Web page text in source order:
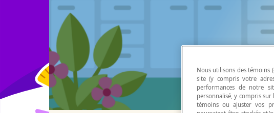
Nous utilisons des témoins
site (y compris votre
performances de notre
personnalisé, y compris sur
témoins ou ajuster vos